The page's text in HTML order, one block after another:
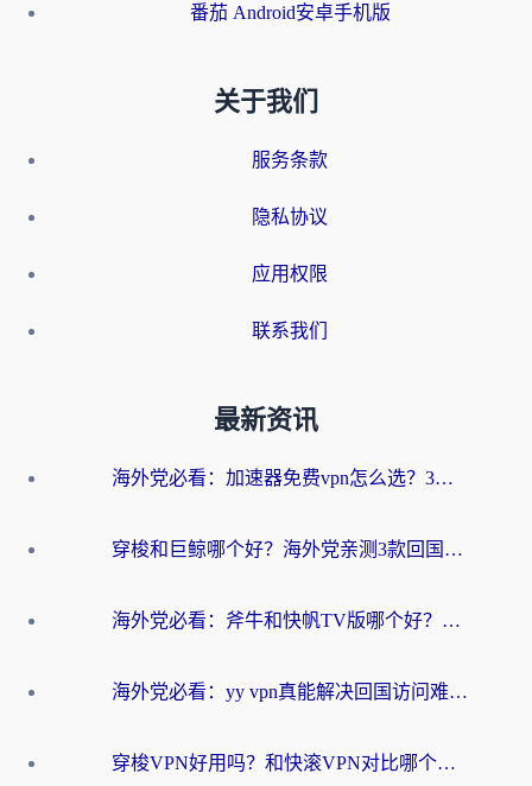
番茄 Android安卓手机版
关于我们
服务条款
隐私协议
应用权限
联系我们
最新资讯
海外党必看：加速器免费vpn怎么选？3步教你无缝访问国内资源
穿梭和巨鲸哪个好？海外党亲测3款回国加速器，教你避开90%的坑
海外党必看：斧牛和快帆TV版哪个好？3分钟选对回国加速器，无缝刷B站、追热剧
海外党必看：yy vpn真能解决回国访问难题？附云极initap测评+免费方案对比
穿梭VPN好用吗？和快滚VPN对比哪个回国效果更好？海外党选回国加速器必看指南